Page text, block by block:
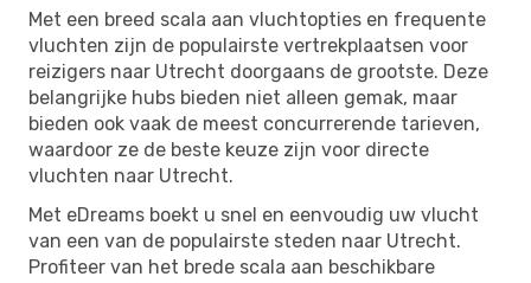
Met een breed scala aan vluchtopties en frequente
vluchten zijn de populairste vertrekplaatsen voor
reizigers naar Utrecht doorgaans de grootste. Deze
belangrijke hubs bieden niet alleen gemak, maar
bieden ook vaak de meest concurrerende tarieven,
waardoor ze de beste keuze zijn voor directe
vluchten naar Utrecht.
Met eDreams boekt u snel en eenvoudig uw vlucht
van een van de populairste steden naar Utrecht.
Profiteer van het brede scala aan beschikbare